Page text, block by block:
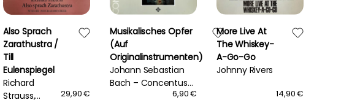
Also Sprach
Zarathustra /
Till
Eulenspiegel
Richard
Strauss,
29,90 €
Musikalisches Opfer
(Auf
Originalinstrumenten)
Johann Sebastian
Bach – Concentus
6,90 €
More Live At
The Whiskey-
A-Go-Go
Johnny Rivers
14,90 €